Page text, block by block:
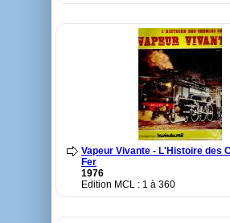
Vapeur Vivante - L'Histoire des
Fer
1976
Edition MCL : 1 à 360